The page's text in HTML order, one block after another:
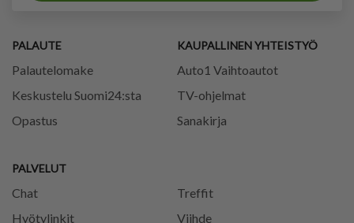
PALAUTE
Palautelomake
Keskustelu Suomi24:sta
Opastus
PALVELUT
Chat
Treffit
Hyötylinkit
Viihde
KAUPALLINEN YHTEISTYÖ
Auto1 Vaihtoautot
TV-ohjelmat
Sanakirja